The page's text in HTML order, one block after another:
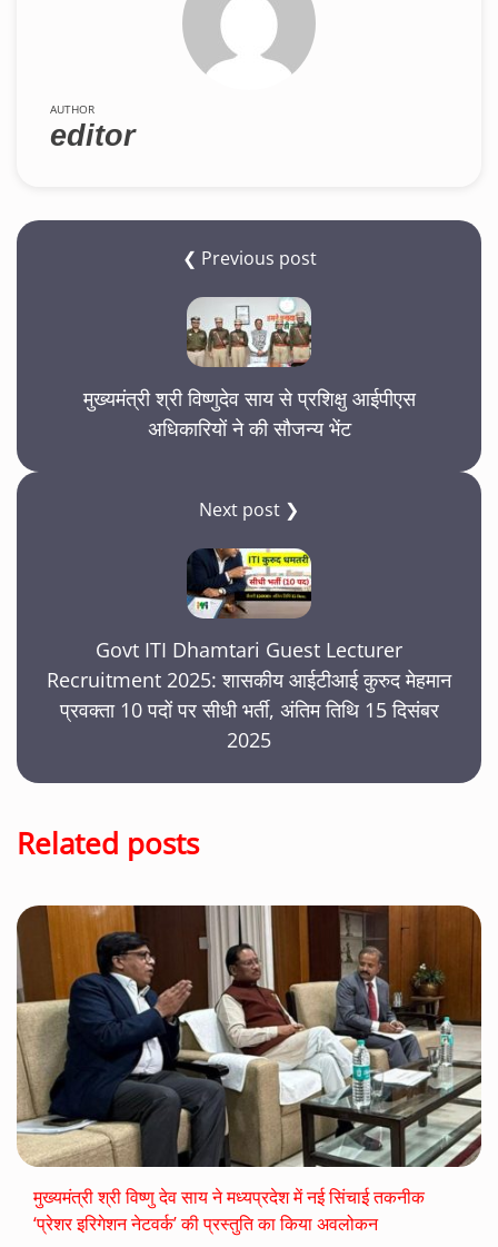
AUTHOR
editor
❮ Previous post
मुख्यमंत्री श्री विष्णुदेव साय से प्रशिक्षु आईपीएस
अधिकारियों ने की सौजन्य भेंट
Next post ❯
Govt ITI Dhamtari Guest Lecturer
Recruitment 2025: शासकीय आईटीआई कुरुद मेहमान
प्रवक्ता 10 पदों पर सीधी भर्ती, अंतिम तिथि 15 दिसंबर
2025
Related posts
मुख्यमंत्री श्री विष्णु देव साय ने मध्यप्रदेश में नई सिंचाई तकनीक
‘प्रेशर इरिगेशन नेटवर्क’ की प्रस्तुति का किया अवलोकन